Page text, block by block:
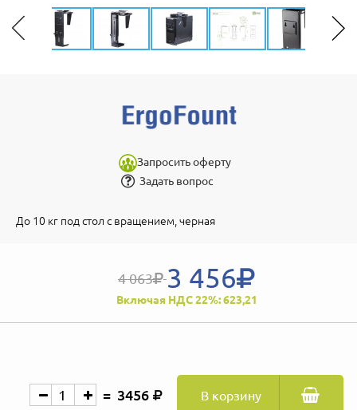
Запросить оферту
Задать вопрос
До 10 кг под стол с вращением, черная
4 063 3 456
Включая НДС 22%: 623,21
3456 В корзину